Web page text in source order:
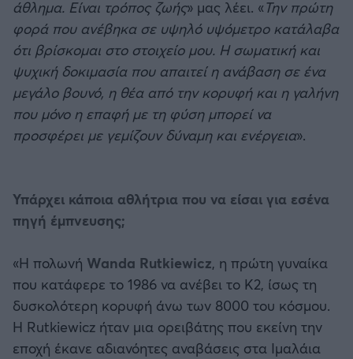
άθλημα. Είναι τρόπος ζωής» μας λέει. « Την πρώτη
φορά που ανέβηκα σε υψηλό υψόμετρο κατάλαβα
ότι βρίσκομαι στο στοιχείο μου. Η σωματική και
ψυχική δοκιμασία που απαιτεί η ανάβαση σε ένα
μεγάλο βουνό, η θέα από την κορυφή και η γαλήνη
που μόνο η επαφή με τη φύση μπορεί να
προσφέρει με γεμίζουν δύναμη και ενέργεια».
Υπάρχει κάποια αθλήτρια που να είσαι για εσένα
πηγή έμπνευσης;
«Η πολωνή Wanda Rutkiewicz, η πρώτη γυναίκα
που κατάφερε το 1986 να ανέβει το K2, ίσως τη
δυσκολότερη κορυφή άνω των 8000 του κόσμου.
Η Rutkiewicz ήταν μια ορειβάτης που εκείνη την
εποχή έκανε αδιανόητες αναβάσεις στα Ιμαλάια